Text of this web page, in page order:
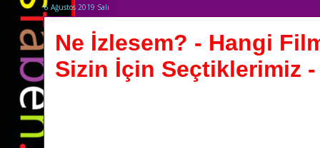
6 Ağustos 2019 Salı
Ne İzlesem? - Hangi
Sizin İçin Seçtiklerimiz